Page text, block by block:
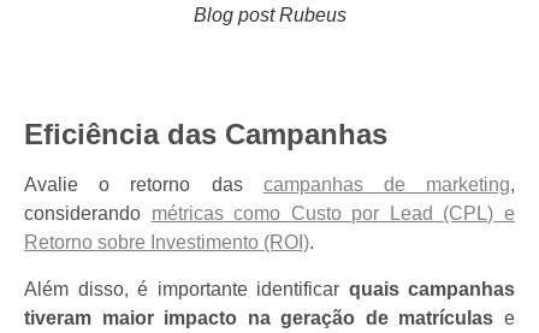
Blog post Rubeus
Eficiência das Campanhas
Avalie o retorno das campanhas de marketing,
considerando métricas como Custo por Lead (CPL) e
Retorno sobre Investimento (ROI).
Além disso, é importante identificar quais campanhas
tiveram maior impacto na geração de matrículas e